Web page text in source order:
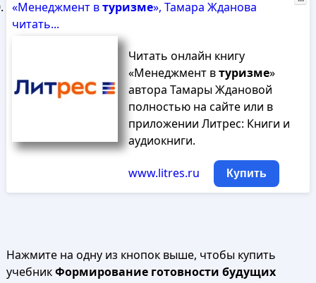
«Менеджмент втуризме», Тамара Жданова
читать...
Читать онлайн книгу
«Менеджмент втуризме»
автора Тамары Ждановой
полностью на сайте или в
приложении Литрес: Книги и
аудиокниги.
www.litres.ru Купить
Нажмите на одну из кнопок выше, чтобы купить
учебникФормирование готовности будущих